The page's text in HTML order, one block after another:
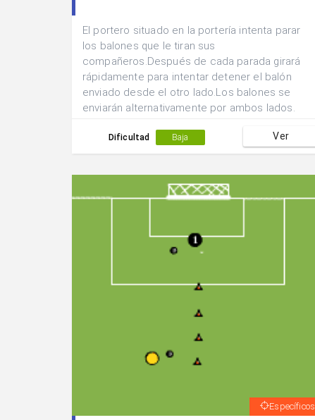
El portero situado en la portería intenta parar
los balones que le tiran sus
compañeros.Después de cada parada girará
rápidamente para intentar detener el balón
enviado desde el otro lado.Los balones se
enviarán alternativamente por ambos lados.
Dificultad Baja Ver
Específicos